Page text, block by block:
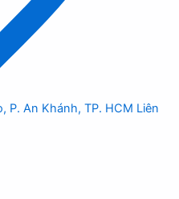
P. An Khánh, TP. HCM Liên